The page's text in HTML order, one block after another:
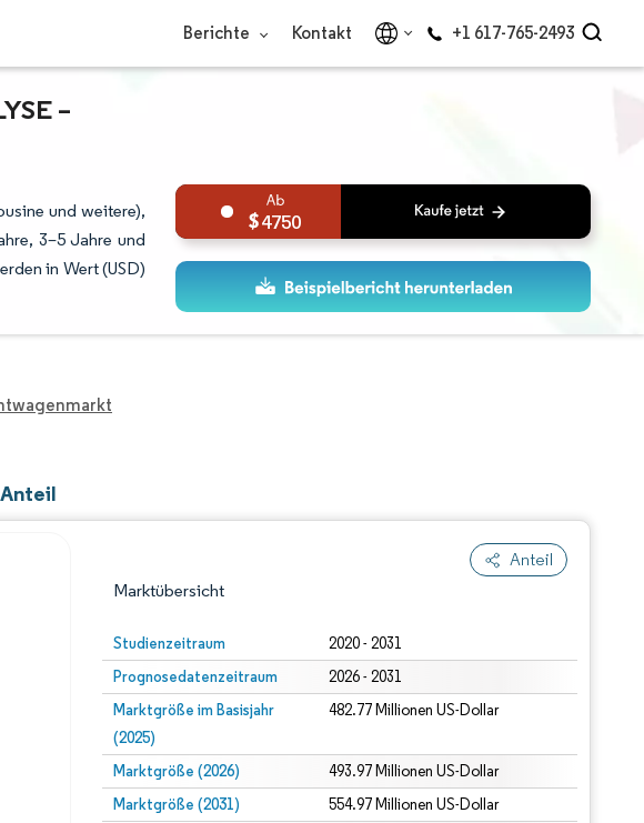
Berichte Kontakt +1 617-765-2493
– W
und weitere),
3–5 Jahre und
in Wert (USD)
4750
Anteil
Marktübersicht
Studienzeitraum 2020 - 2031
Prognosedatenzeitraum 2026 - 2031
Marktgröße im Basisjahr
(2025)
482.77 Millionen US-Dollar
Marktgröße (2026) 493.97 Millionen US-Dollar
Marktgröße (2031) 554.97 Millionen US-Dollar
erfordert Namensnennung gemäß CC BY 4.0.